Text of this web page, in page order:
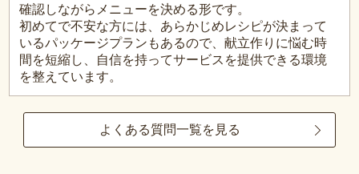
確認しながらメニューを決める形です。
初めてで不安な方には、あらかじめレシピが決まって
いるパッケージプランもあるので、献立作りに悩む時
間を短縮し、自信を持ってサービスを提供できる環境
を整えています。
よくある質問一覧を見る